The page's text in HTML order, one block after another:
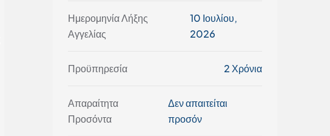
Ημερομηνία Λήξης
Αγγελίας
10 Ιουλίου,
2026
Προϋπηρεσία 2 Χρόνια
Απαραίτητα
Προσόντα
Δεν απαιτείται
προσόν